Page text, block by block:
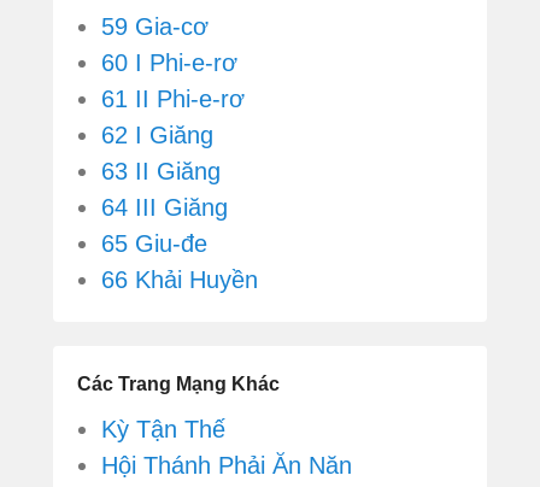
59 Gia-cơ
60 I Phi-e-rơ
61 II Phi-e-rơ
62 I Giăng
63 II Giăng
64 III Giăng
65 Giu-đe
66 Khải Huyền
Các Trang Mạng Khác
Kỳ Tận Thế
Hội Thánh Phải Ăn Năn